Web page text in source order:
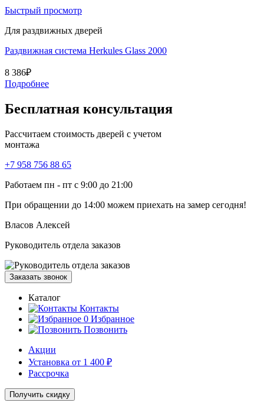
Быстрый просмотр
Для раздвижных дверей
Раздвижная система Herkules Glass 2000
8 386₽
Подробнее
Бесплатная консультация
Рассчитаем стоимость дверей с учетом
монтажа
+7 958 756 88 65
Работаем пн - пт с 9:00 до 21:00
При обращении до 14:00 можем приехать на замер сегодня!
Власов Алексей
Руководитель отдела заказов
Заказать звонок
Каталог
Контакты
0 Избранное
Позвонить
Акции
Установка от 1 400 ₽
Рассрочка
Получить скидку